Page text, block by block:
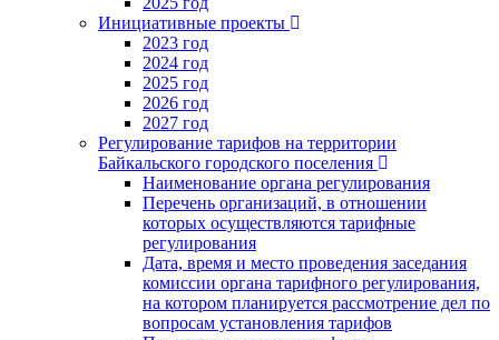
Инициативные проекты
2023 год
2024 год
2025 год
2026 год
2027 год
Регулирование тарифов на территории
Байкальского городского поселения
Наименование органа регулирования
Перечень организаций, в отношении
которых осуществляются тарифные
регулирования
Дата, время и место проведения заседания
комиссии органа тарифного регулирования,
на котором планируется рассмотрение дел по
вопросам установления тарифов